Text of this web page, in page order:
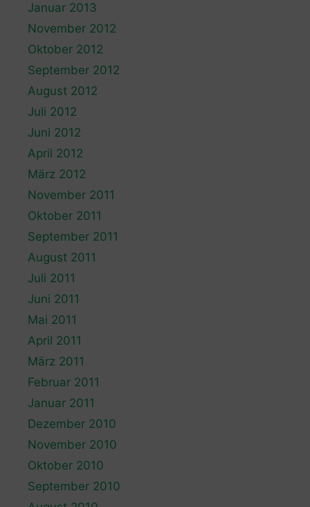
Januar 2013
November 2012
Oktober 2012
September 2012
August 2012
Juli 2012
Juni 2012
April 2012
März 2012
November 2011
Oktober 2011
September 2011
August 2011
Juli 2011
Juni 2011
Mai 2011
April 2011
März 2011
Februar 2011
Januar 2011
Dezember 2010
November 2010
Oktober 2010
September 2010